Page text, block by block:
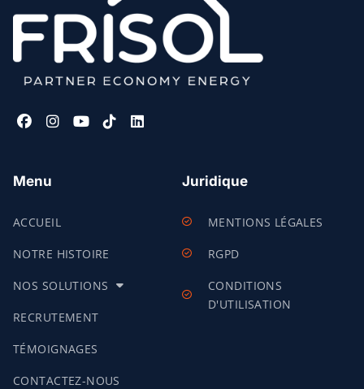
Menu
ACCUEIL
NOTRE HISTOIRE
NOS SOLUTIONS
RECRUTEMENT
TÉMOIGNAGES
CONTACTEZ-NOUS
Juridique
MENTIONS LÉGALES
RGPD
CONDITIONS
D'UTILISATION